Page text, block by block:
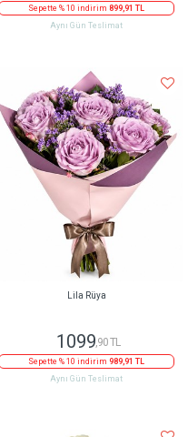
Sepette % 10 indirim 899,91 TL
Aynı Gün Teslimat
Lila Rüya
1099,90 TL
Sepette % 10 indirim 989,91 TL
Aynı Gün Teslimat